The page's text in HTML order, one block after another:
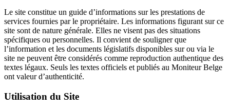
Le site constitue un guide d’informations sur les prestations de
services fournies par le propriétaire. Les informations figurant sur ce
site sont de nature générale. Elles ne visent pas des situations
spécifiques ou personnelles. Il convient de souligner que
l’information et les documents législatifs disponibles sur ou via le
site ne peuvent être considérés comme reproduction authentique des
textes légaux. Seuls les textes officiels et publiés au Moniteur Belge
ont valeur d’authenticité.
Utilisation du Site